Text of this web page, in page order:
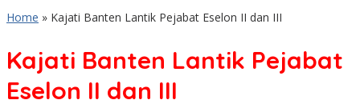
Home » Kajati Banten Lantik Pejabat Eselon II dan III
Kajati Banten Lantik Pejabat
Eselon II dan III